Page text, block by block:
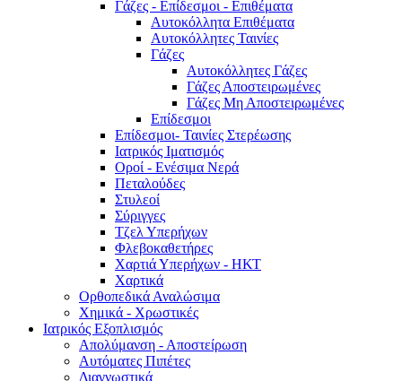
Γάζες - Επίδεσμοι - Επιθέματα
Αυτοκόλλητα Επιθέματα
Αυτοκόλλητες Ταινίες
Γάζες
Αυτοκόλλητες Γάζες
Γάζες Αποστειρωμένες
Γάζες Μη Αποστειρωμένες
Επίδεσμοι
Επίδεσμοι- Ταινίες Στερέωσης
Ιατρικός Ιματισμός
Οροί - Ενέσιμα Νερά
Πεταλούδες
Στυλεοί
Σύριγγες
Τζελ Υπερήχων
Φλεβοκαθετήρες
Χαρτιά Υπερήχων - ΗΚΤ
Χαρτικά
Ορθοπεδικά Αναλώσιμα
Χημικά - Χρωστικές
Ιατρικός Εξοπλισμός
Απολύμανση - Αποστείρωση
Αυτόματες Πιπέτες
Διαγνωστικά